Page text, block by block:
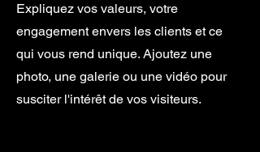
Expliquez vos valeurs, votre
engagement envers les clients et ce
qui vous rend unique. Ajoutez une
photo, une galerie ou une vidéo pour
susciter l'intérêt de vos visiteurs.